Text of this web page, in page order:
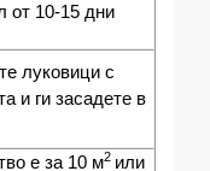
от 10-15 дни
луковици с
и ги засадете в
е за 10 м2 или